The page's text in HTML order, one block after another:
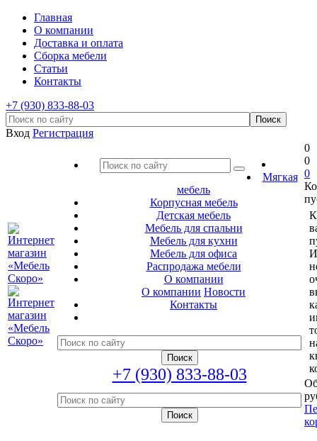
Главная
О компании
Доставка и оплата
Сборка мебели
Статьи
Контакты
+7 (930) 833-88-03
Вход Регистрация
Мягкая
мебель
Корпусная мебель
Детская мебель
Мебель для спальни
Мебель для кухни
Мебель для офиса
Распродажа мебели
О компании
О компании Новости
Контакты
+7 (930) 833-88-03
0
0
0